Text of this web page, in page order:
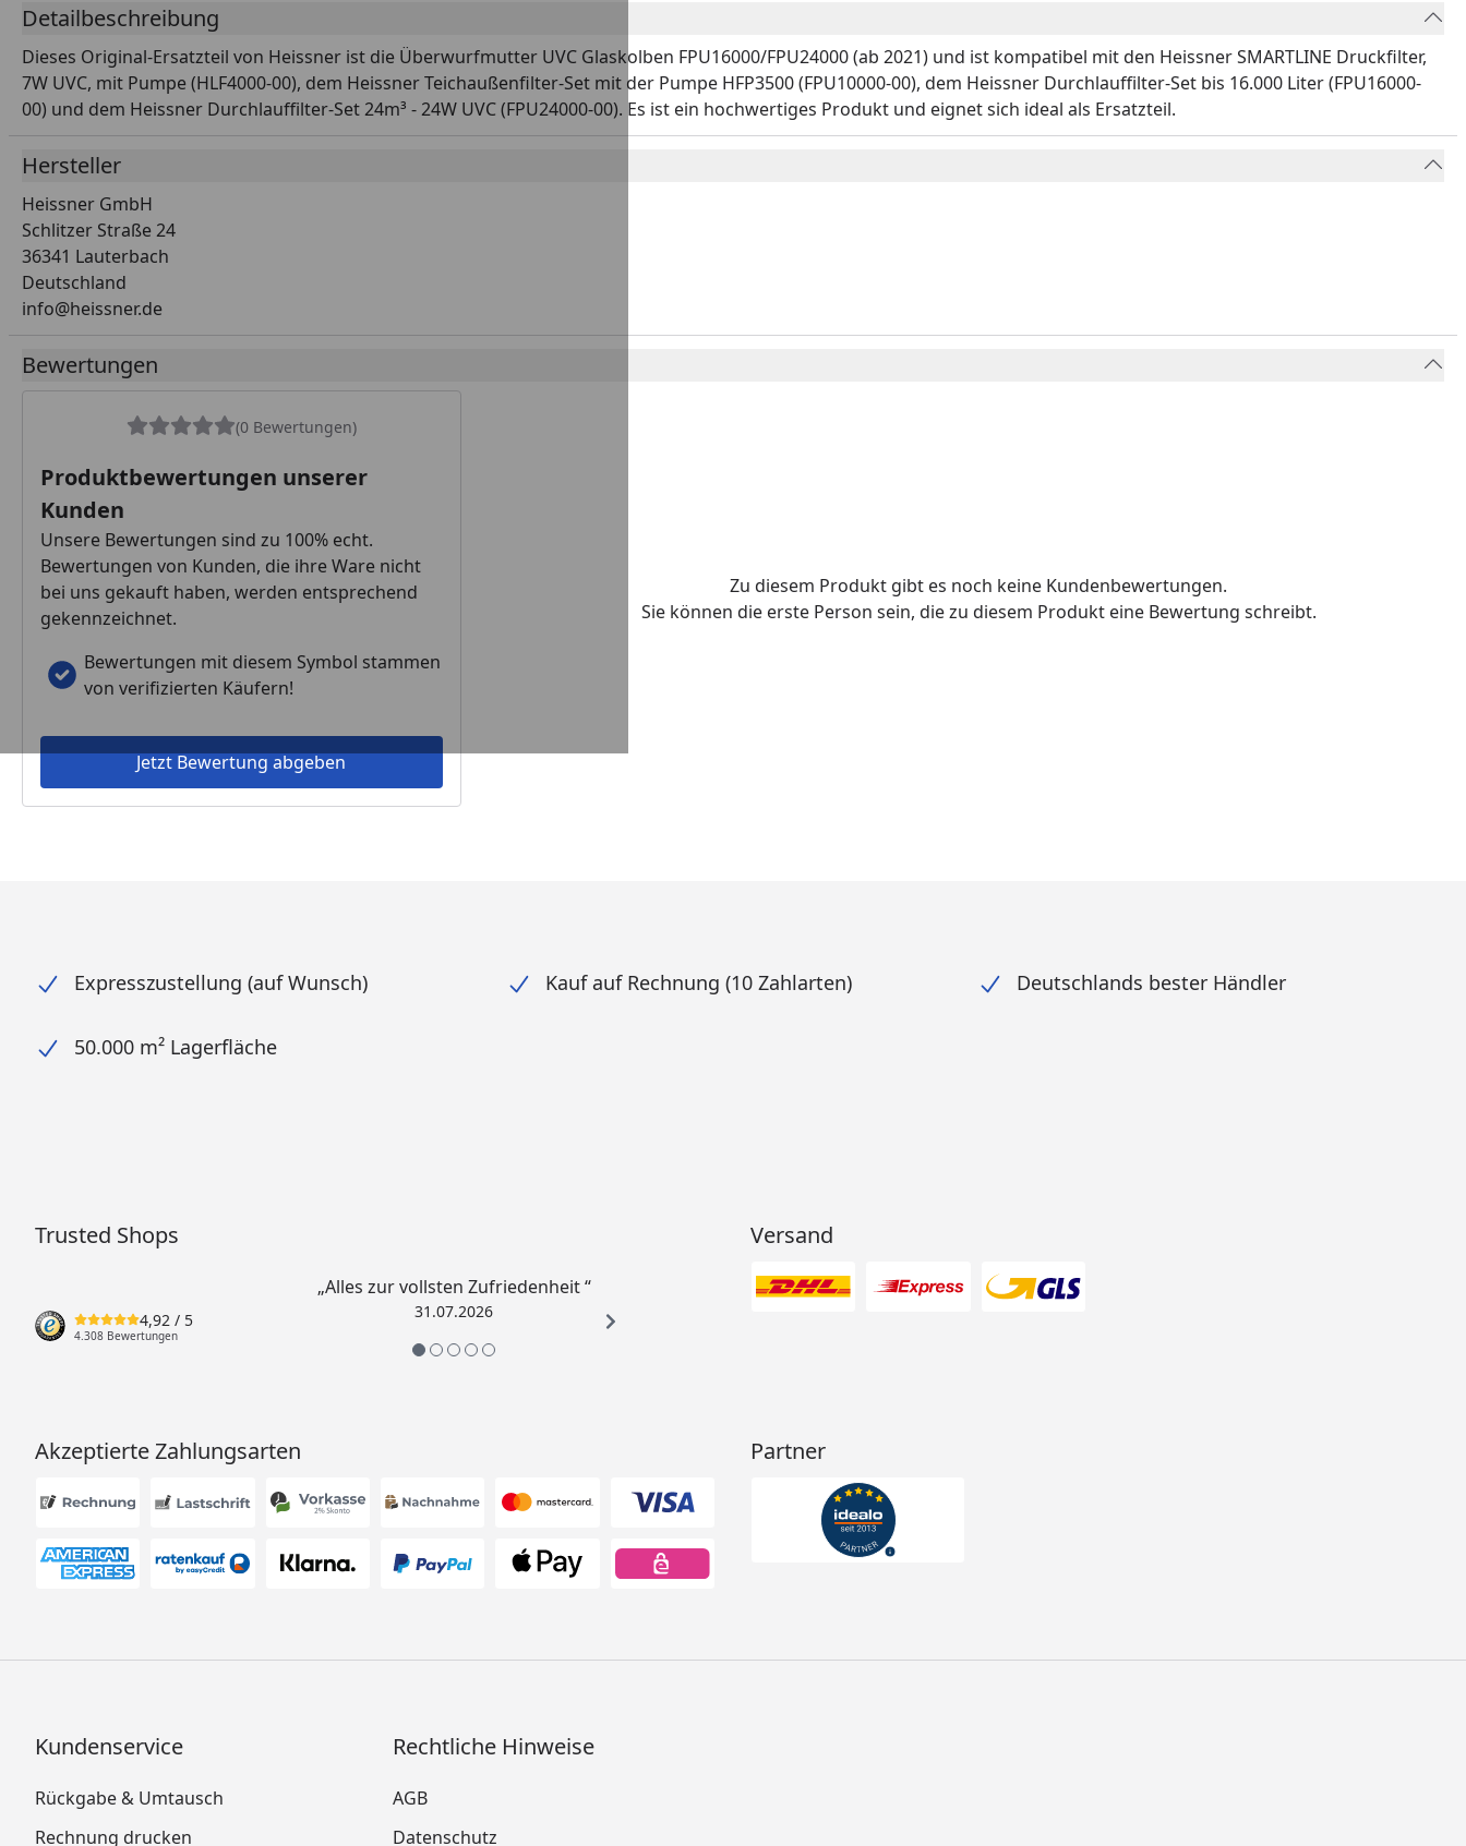
Detailbeschreibung
Dieses Original-Ersatzteil von Heissner ist die Überwurfmutter UVC Glaskolben FPU16000/FPU24000 (ab 2021) und ist kompatibel mit den Heissner SMARTLINE Druckfilter,
7W UVC, mit Pumpe (HLF4000-00), dem Heissner Teichaußenfilter-Set mit der Pumpe HFP3500 (FPU10000-00), dem Heissner Durchlauffilter-Set bis 16.000 Liter (FPU16000-
00) und dem Heissner Durchlauffilter-Set 24m³ - 24W UVC (FPU24000-00). Es ist ein hochwertiges Produkt und eignet sich ideal als Ersatzteil.
Hersteller
Heissner GmbH
Schlitzer Straße 24
36341 Lauterbach
Deutschland
info@heissner.de
Bewertungen
(0 Bewertungen)
Produktbewertungen unserer
Kunden
Unsere Bewertungen sind zu 100% echt.
Bewertungen von Kunden, die ihre Ware nicht
bei uns gekauft haben, werden entsprechend
gekennzeichnet.
Bewertungen mit diesem Symbol stammen
von verifizierten Käufern!
Jetzt Bewertung abgeben
Zu diesem Produkt gibt es noch keine Kundenbewertungen.
Sie können die erste Person sein, die zu diesem Produkt eine Bewertung schreibt.
Expresszustellung (auf Wunsch) Kauf auf Rechnung (10 Zahlarten) Deutschlands bester Händler
50.000 m² Lagerfläche
Trusted Shops
4,92 / 5
4.308 Bewertungen
„Alles zur vollsten Zufriedenheit “
31.07.2026
Versand
Akzeptierte Zahlungsarten Partner
Kundenservice
Rückgabe & Umtausch
Rechnung drucken
Rechtliche Hinweise
AGB
Datenschutz